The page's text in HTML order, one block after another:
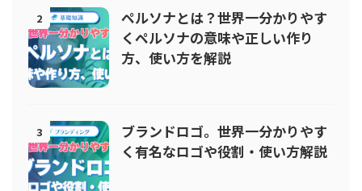
2
ペルソナとは？世界一分かりやす
くペルソナの意味や正しい作り
方、使い方を解説
3
ブランドロゴ。世界一分かりやす
く有名なロゴや役割・使い方解説